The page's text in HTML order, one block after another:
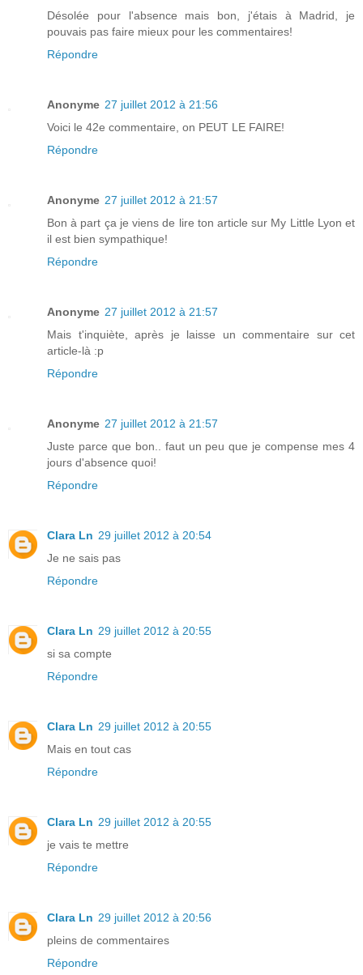
Désolée pour l'absence mais bon, j'étais à Madrid, je
pouvais pas faire mieux pour les commentaires!
Répondre
Anonyme 27 juillet 2012 à 21:56
Voici le 42e commentaire, on PEUT LE FAIRE!
Répondre
Anonyme 27 juillet 2012 à 21:57
Bon à part ça je viens de lire ton article sur My Little Lyon et
il est bien sympathique!
Répondre
Anonyme 27 juillet 2012 à 21:57
Mais t'inquiète, après je laisse un commentaire sur cet
article-là :p
Répondre
Anonyme 27 juillet 2012 à 21:57
Juste parce que bon.. faut un peu que je compense mes 4
jours d'absence quoi!
Répondre
Clara Ln 29 juillet 2012 à 20:54
Je ne sais pas
Répondre
Clara Ln 29 juillet 2012 à 20:55
si sa compte
Répondre
Clara Ln 29 juillet 2012 à 20:55
Mais en tout cas
Répondre
Clara Ln 29 juillet 2012 à 20:55
je vais te mettre
Répondre
Clara Ln 29 juillet 2012 à 20:56
pleins de commentaires
Répondre